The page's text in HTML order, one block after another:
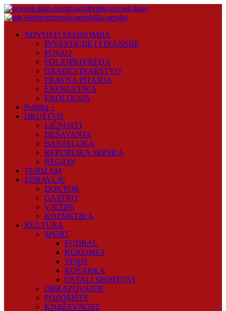
Skip
to
Plus
NOVOSTI EKONOMIJA
INVESTICIJE I FINANSIJE
POSAO
POLJOPRIVREDA
GRAĐEVINARSTVO
PRAVNA PITANJA
ENERGETIKA
EKOLOGIJA
Politika +
DRUŠTVO
LIČNOSTI
DEŠAVANJA
BANJALUKA
REPUBLIKA SRPSKA
REGION
TURIZAM
ZDRAVLJE
DOKTOR
GASTRO
VJEŽBE
KOZMETIKA
KULTURA
SPORT
FUDBAL
RUKOMET
TENIS
KOŠARKA
OSTALI SPORTOVI
OBRAZOVANJE
POZORIŠTE
KNJIŽEVNOST